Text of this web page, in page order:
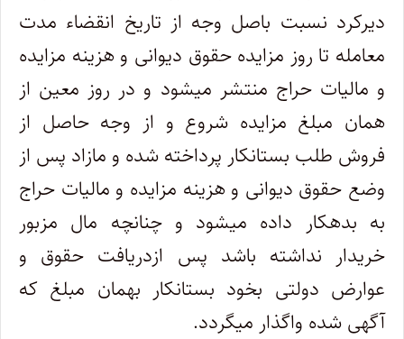
دیرکرد نسبت باصل وجه از تاریخ انقضاء مدت
معامله تا روز ‌مزایده حقوق دیوانی و هزینه مزایده
و مالیات حراج منتشر میشود و در روز معین از
همان مبلغ مزایده شروع و از وجه حاصل از
فروش طلب بستانکار ‌پرداخته شده و مازاد پس از
وضع حقوق دیوانی و هزینه مزایده و مالیات حراج
به بدهکار داده میشود و چنانچه مال مزبور
خریدار نداشته باشد پس از‌دریافت حقوق و
عوارض دولتی بخود بستانکار بهمان مبلغ که
آگهی شده واگذار میگردد.